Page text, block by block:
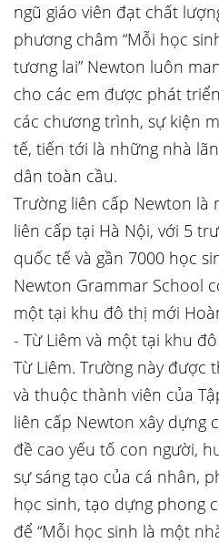
ngũ giáo viên đạt chất
phương châm “Mỗi học
tương lai” Newton luôn
cho các em được phát
các chương trình, sự kiện
tế, tiến tới là những nhà
dân toàn cầu.
Trường liên cấp Newton là
liên cấp tại Hà Nội, với 5
quốc tế và gần 7000 học
Newton Grammar School
một tại khu đô thị mới
- Từ Liêm và một tại khu
Từ Liêm. Trường này được
và thuộc thành viên của
liên cấp Newton xây dựng
đề cao yếu tố con người,
sự sáng tạo của cá nhân,
học sinh, tạo dựng phong
để “Mỗi học sinh là một